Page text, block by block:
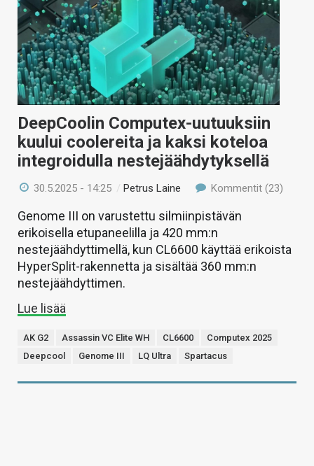
HINTA.FI
KAUPPA
VAIHDA TEEMA
HAKU
DeepCoolin Computex-uutuuksiin
kuului coolereita ja kaksi koteloa
integroidulla nestejäähdytyksellä
30.5.2025 - 14:25 /Petrus Laine Kommentit (23)
Genome III on varustettu silmiinpistävän
erikoisella etupaneelilla ja 420 mm:n
nestejäähdyttimellä, kun CL6600 käyttää erikoista
HyperSplit-rakennetta ja sisältää 360 mm:n
nestejäähdyttimen.
Lue lisää
AK G2 Assassin VC Elite WH CL6600
Computex 2025
Deepcool
Genome III LQ Ultra Spartacus